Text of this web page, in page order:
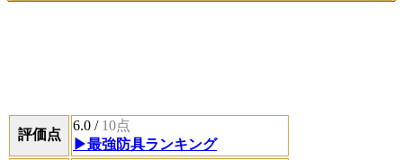
評価点
6.0 / 10点
▶最強防具ランキング